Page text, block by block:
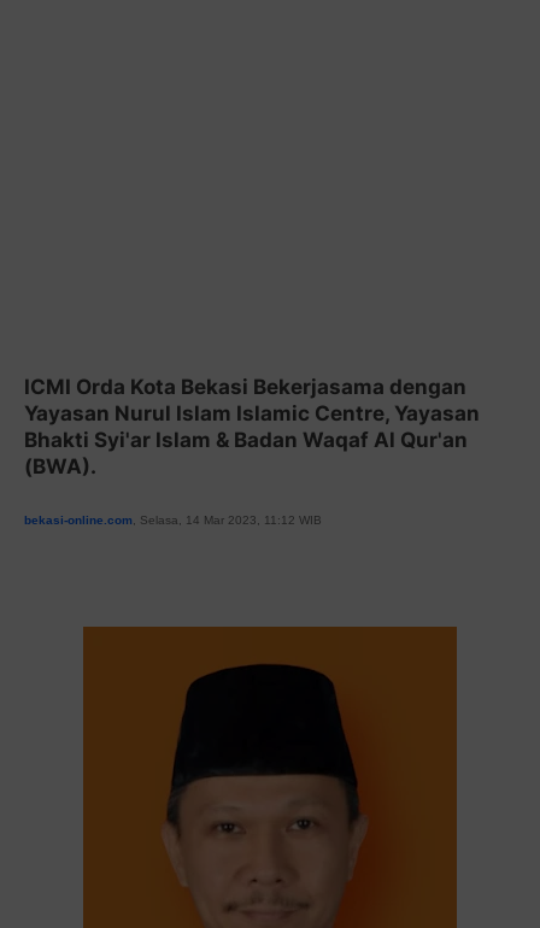
ICMI Orda Kota Bekasi Bekerjasama dengan
Yayasan Nurul Islam Islamic Centre, Yayasan
Bhakti Syi'ar Islam & Badan Waqaf Al Qur'an
(BWA).
bekasi-online.com , Selasa, 14 Mar 2023, 11:12 WIB